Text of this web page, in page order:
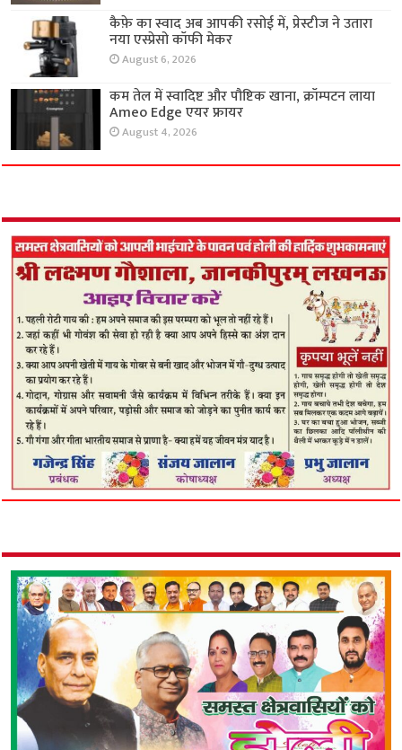
कैफ़े का स्वाद अब आपकी रसोई में, प्रेस्टीज ने उतारा
नया एस्प्रेसो कॉफी मेकर
August 6, 2026
कम तेल में स्वादिष्ट और पौष्टिक खाना, क्रॉम्पटन लाया
Ameo Edge एयर फ्रायर
August 4, 2026